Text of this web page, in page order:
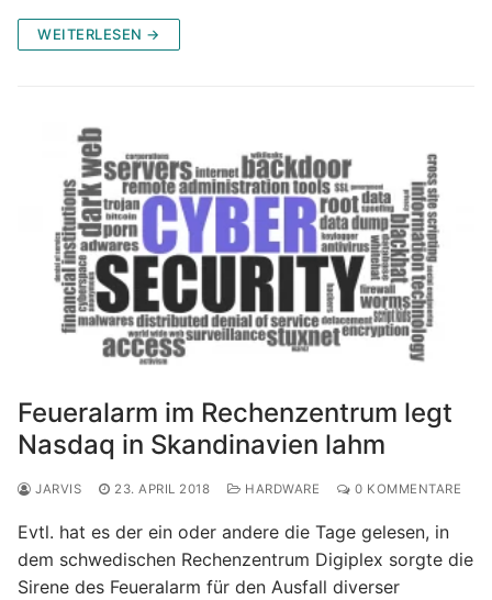
WEITERLESEN →
Feueralarm im Rechenzentrum legt
Nasdaq in Skandinavien lahm
JARVIS 23. APRIL 2018 HARDWARE 0 KOMMENTARE
Evtl. hat es der ein oder andere die Tage gelesen, in
dem schwedischen Rechenzentrum Digiplex sorgte die
Sirene des Feueralarm für den Ausfall diverser